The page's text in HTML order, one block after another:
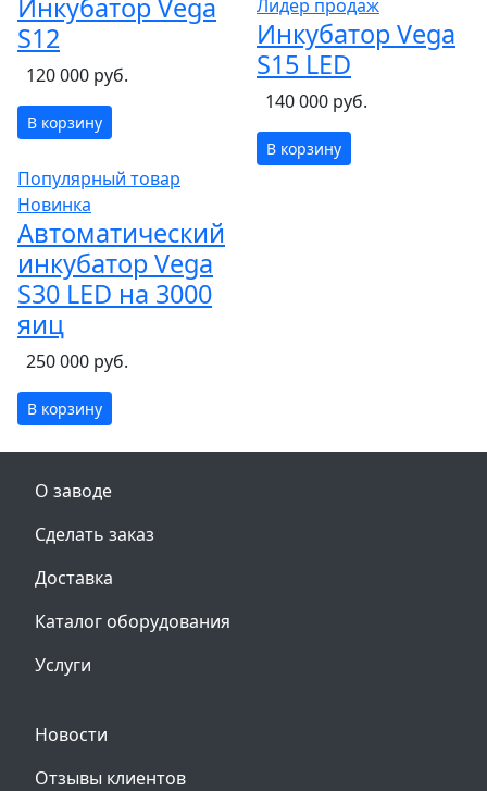
Инкубатор Vega
S12
120 000 руб.
В корзину
Лидер продаж
Инкубатор Vega
S15 LED
140 000 руб.
В корзину
Популярный товар
Новинка
Автоматический
инкубатор Vega
S30 LED на 3000
яиц
250 000 руб.
В корзину
О заводе
Сделать заказ
Доставка
Каталог оборудования
Услуги
Новости
Отзывы клиентов